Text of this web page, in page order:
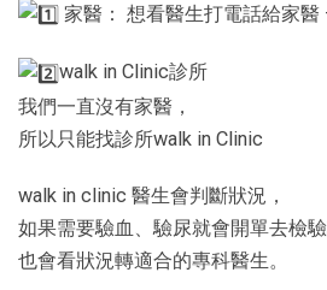
家醫： 想看醫生打電話給家醫
walk in Clinic診所
我們一直沒有家醫，
所以只能找診所walk in Clinic
walk in clinic 醫生會判斷狀況，
如果需要驗血、驗尿就會開單去檢驗
也會看狀況轉適合的專科醫生。